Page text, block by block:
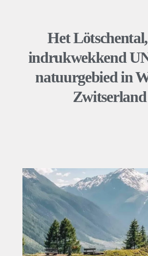
Het
indrukwekkend
natuurgebied in
Zwitserland